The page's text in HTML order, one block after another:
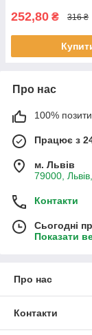
252,80 ₴ 316 ₴
Про нас
100%
Працює з
м. Львів
79000,
Контакти
Сьогодні
Показати
Про нас
Контакти